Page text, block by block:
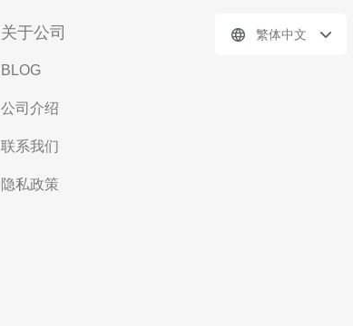
关于公司
BLOG
公司介绍
联系我们
隐私政策
繁体中文